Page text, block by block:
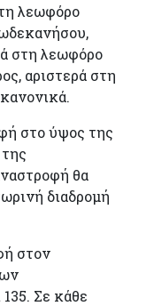
λεωφόρο
στη λεωφόρο
αριστερά στη
στο ύψος της
θα
διαδρομή
στον
Σε κάθε